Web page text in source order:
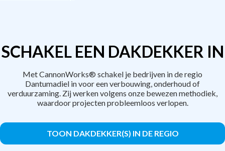
SCHAKEL EEN DAKDEKKER IN
Met CannonWorks® schakel je bedrijven in de regio
Dantumadiel in voor een verbouwing, onderhoud of
verduurzaming. Zij werken volgens onze bewezen methodiek,
waardoor projecten probleemloos verlopen.
TOON DAKDEKKER(S) IN DE REGIO